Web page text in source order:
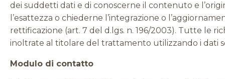
dei suddetti dati e di conoscerne il contenuto e
l’esattezza o chiederne l’integrazione o
rettificazione (art. 7 del d.lgs. n. 196/2003). Tutte le
inoltrate al titolare del trattamento utilizzando i dati
Modulo di contatto